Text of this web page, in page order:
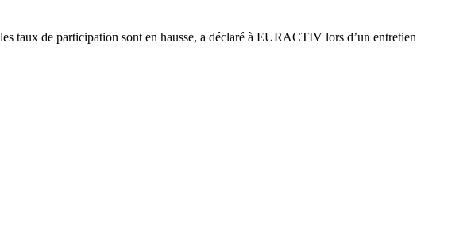
taux de participation sont en hausse, a déclaré à EURACTIV lors d’un entretien